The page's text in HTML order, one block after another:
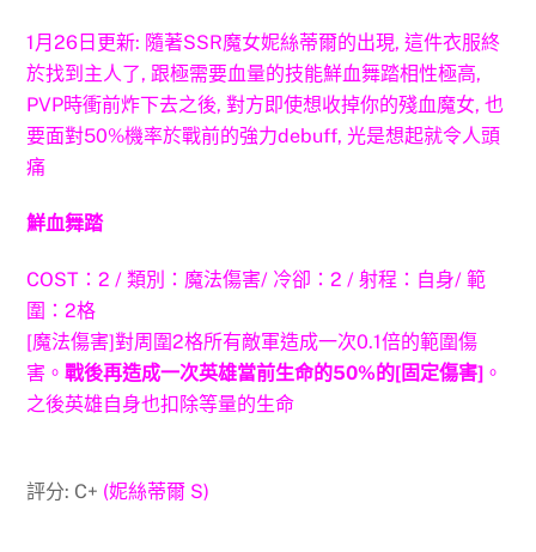
1月26日更新: 隨著SSR魔女妮絲蒂爾的出現, 這件衣服終
於找到主人了, 跟極需要血量的技能鮮血舞踏相性極高,
PVP時衝前炸下去之後, 對方即使想收掉你的殘血魔女, 也
要面對50%機率於戰前的強力debuff, 光是想起就令人頭
痛
鮮血舞踏
COST：2 / 類別：魔法傷害/ 冷卻：2 / 射程：自身/ 範
圍：2格
[魔法傷害]對周圍2格所有敵軍造成一次0.1倍的範圍傷
害。戰後再造成一次英雄當前生命的50%的[固定傷害] 。
之後英雄自身也扣除等量的生命
評分: C+ (妮絲蒂爾 S)